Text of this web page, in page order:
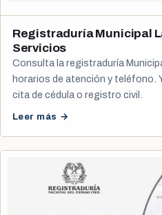
Registraduría Municipal
Servicios
Consulta la registraduría
horarios de atención y teléfono.
cita de cédula o registro civil.
Leer más →